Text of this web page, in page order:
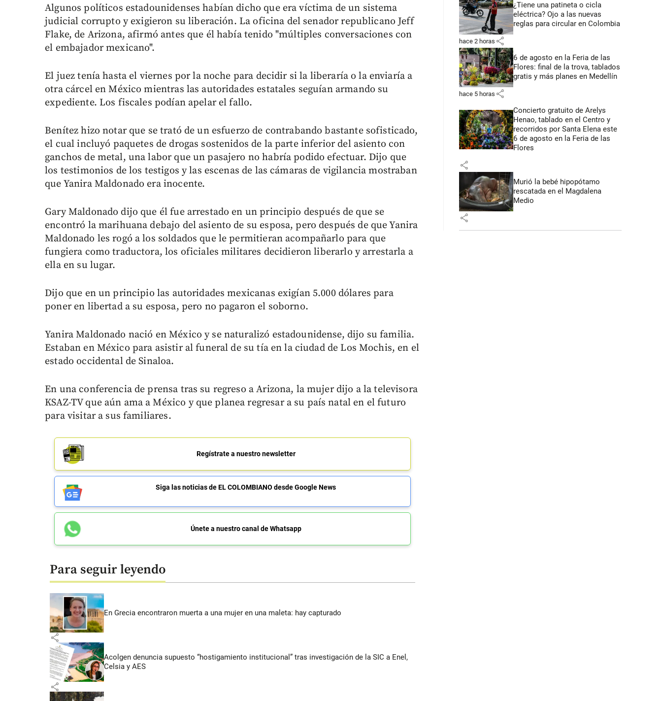
Algunos políticos estadounidenses habían dicho que era víctima de un sistema
judicial corrupto y exigieron su liberación. La oficina del senador republicano Jeff
Flake, de Arizona, afirmó antes que él había tenido "múltiples conversaciones con
el embajador mexicano".
El juez tenía hasta el viernes por la noche para decidir si la liberaría o la enviaría a
otra cárcel en México mientras las autoridades estatales seguían armando su
expediente. Los fiscales podían apelar el fallo.
Benítez hizo notar que se trató de un esfuerzo de contrabando bastante sofisticado,
el cual incluyó paquetes de drogas sostenidos de la parte inferior del asiento con
ganchos de metal, una labor que un pasajero no habría podido efectuar. Dijo que
los testimonios de los testigos y las escenas de las cámaras de vigilancia mostraban
que Yanira Maldonado era inocente.
Gary Maldonado dijo que él fue arrestado en un principio después de que se
encontró la marihuana debajo del asiento de su esposa, pero después de que Yanira
Maldonado les rogó a los soldados que le permitieran acompañarlo para que
fungiera como traductora, los oficiales militares decidieron liberarlo y arrestarla a
ella en su lugar.
Dijo que en un principio las autoridades mexicanas exigían 5.000 dólares para
poner en libertad a su esposa, pero no pagaron el soborno.
Yanira Maldonado nació en México y se naturalizó estadounidense, dijo su familia.
Estaban en México para asistir al funeral de su tía en la ciudad de Los Mochis, en el
estado occidental de Sinaloa.
En una conferencia de prensa tras su regreso a Arizona, la mujer dijo a la televisora
KSAZ-TV que aún ama a México y que planea regresar a su país natal en el futuro
para visitar a sus familiares.
Regístrate a nuestro newsletter
Siga las noticias de EL COLOMBIANO desde Google News
Únete a nuestro canal de Whatsapp
Para seguir leyendo
En Grecia encontraron muerta a una mujer en una maleta: hay capturado
share
Acolgen denuncia supuesto “hostigamiento institucional” tras investigación de la SIC a Enel,
Celsia y AES
share
¿Tiene una patineta o cicla
eléctrica? Ojo a las nuevas
reglas para circular en Colombia
hace 2 horas share
6 de agosto en la Feria de las
Flores: final de la trova, tablados
gratis y más planes en Medellín
hace 5 horas share
Concierto gratuito de Arelys
Henao, tablado en el Centro y
recorridos por Santa Elena este
6 de agosto en la Feria de las
Flores
share
Murió la bebé hipopótamo
rescatada en el Magdalena
Medio
share